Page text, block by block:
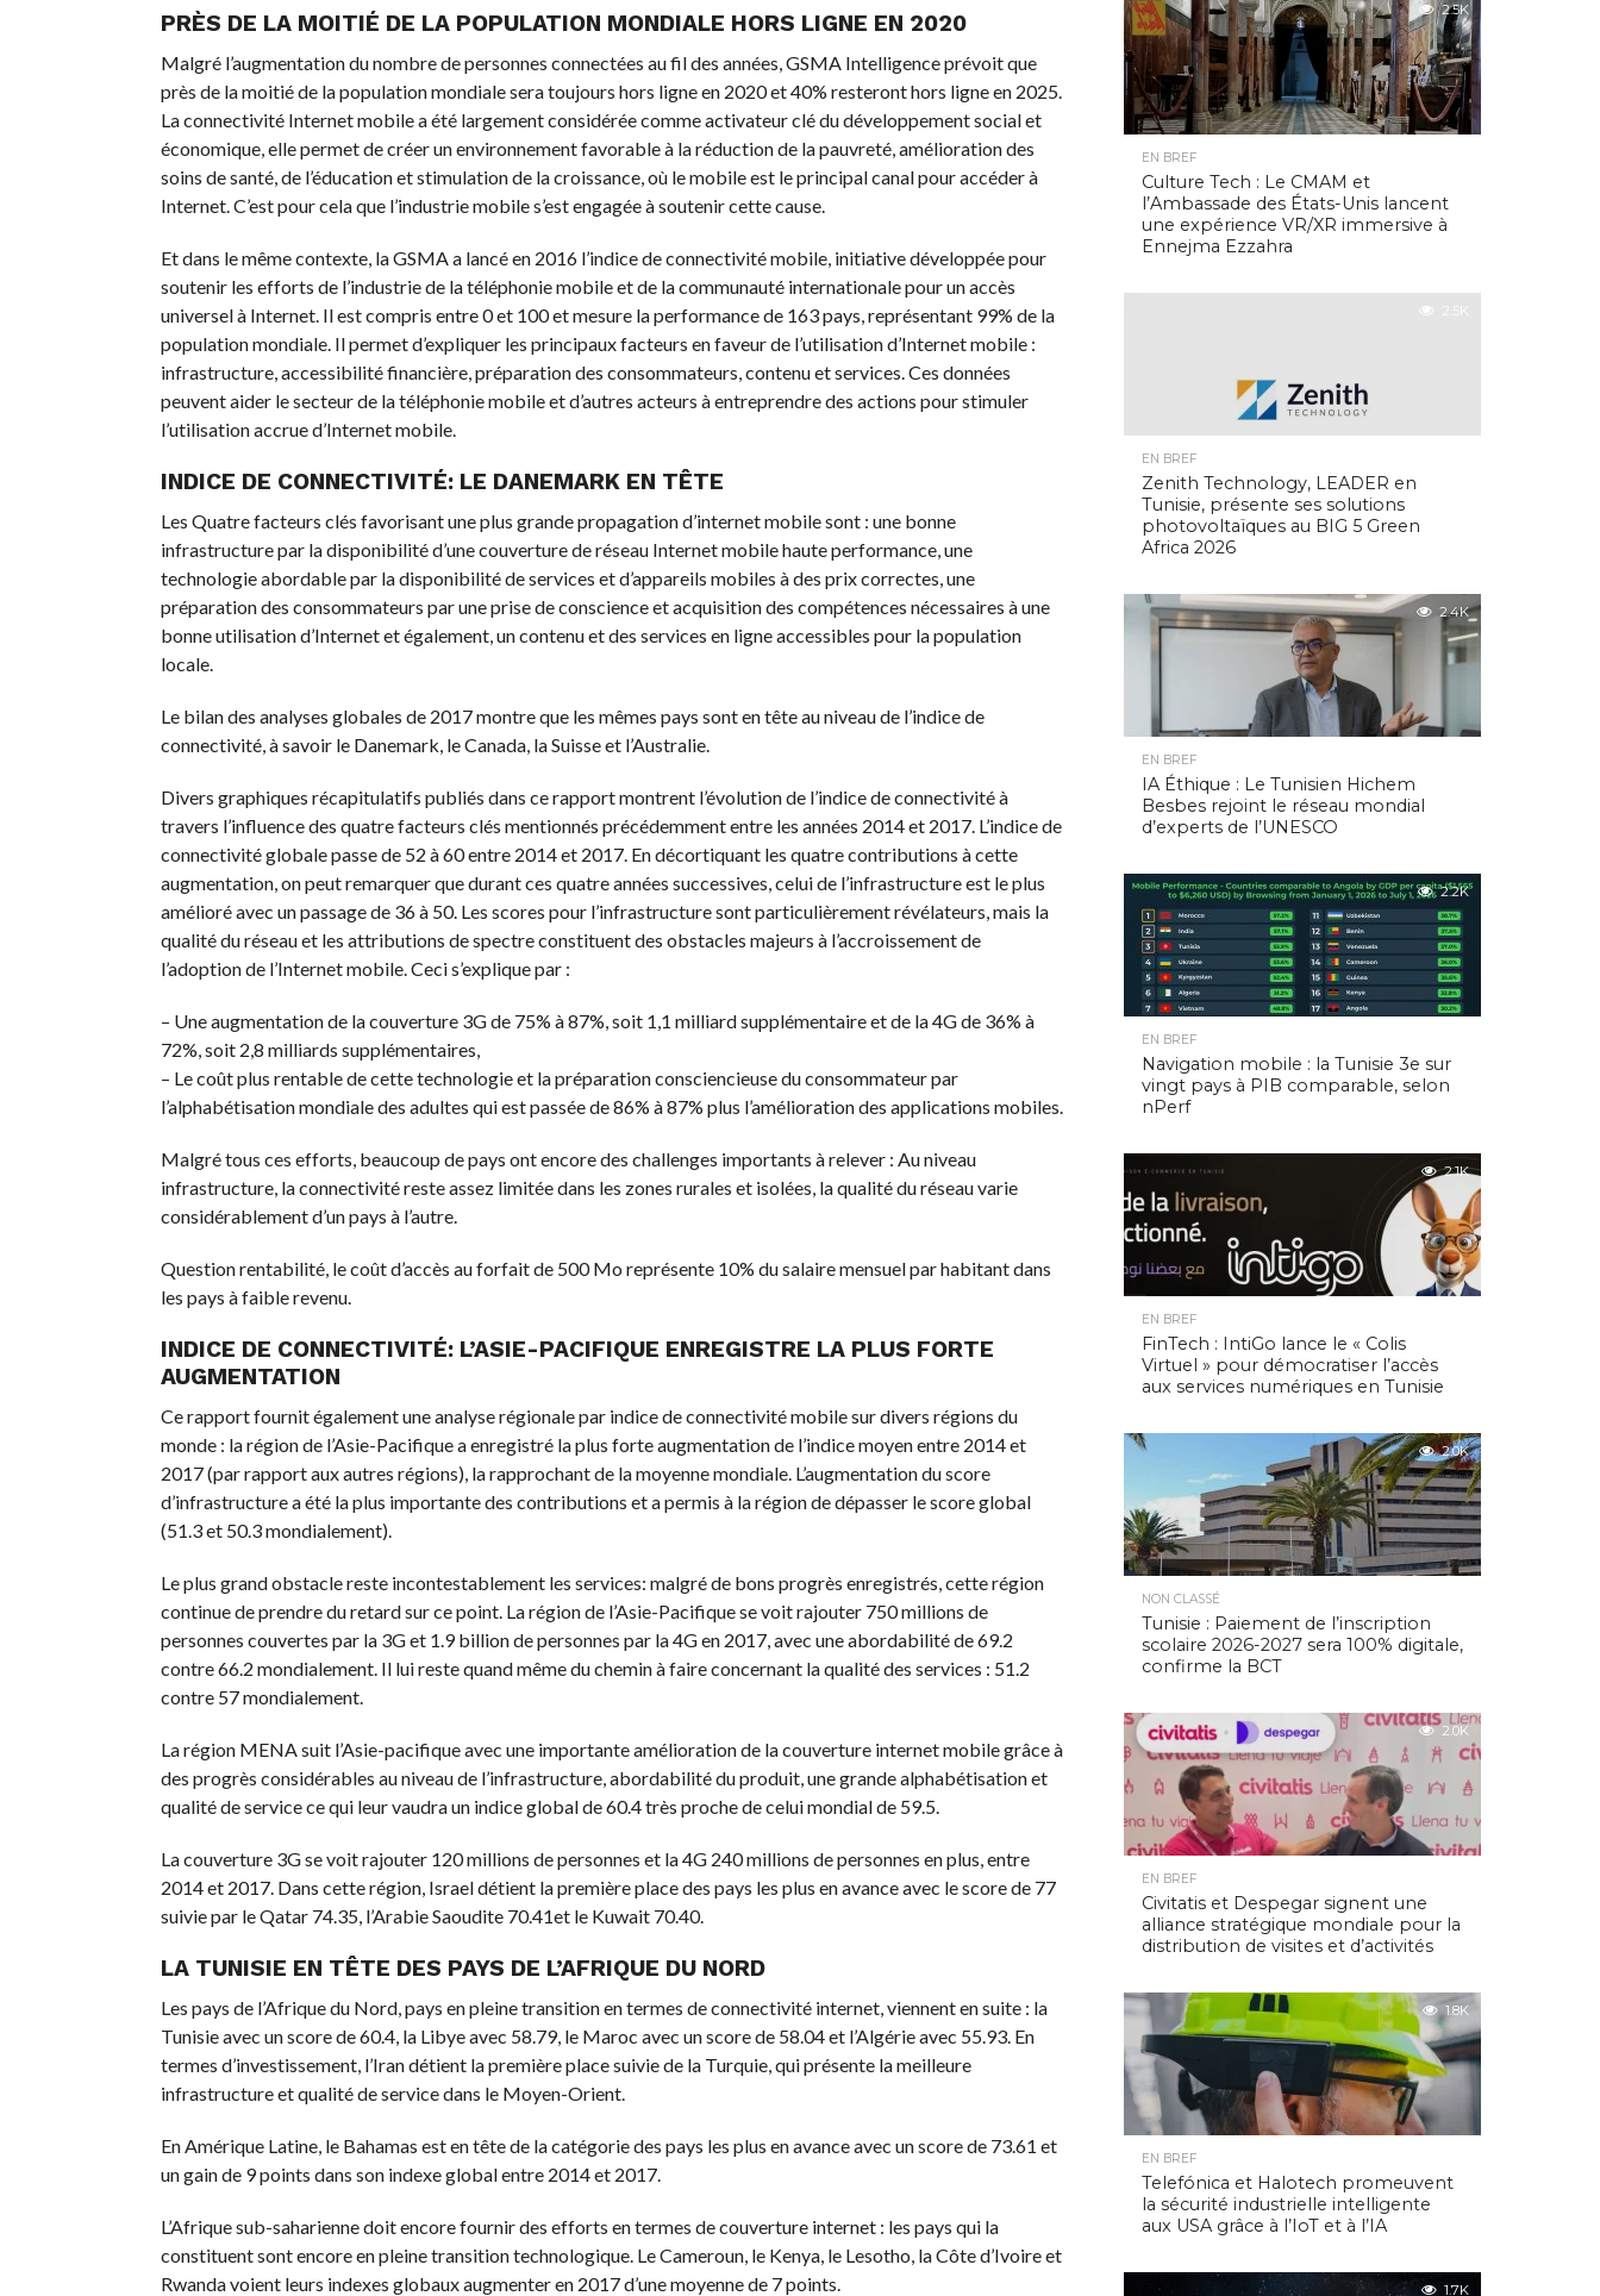
PRÈS DE LA MOITIÉ DE LA POPULATION MONDIALE HORS LIGNE EN 2020
Malgré l’augmentation du nombre de personnes connectées au fil des années, GSMA Intelligence prévoit que
près de la moitié de la population mondiale sera toujours hors ligne en 2020 et 40% resteront hors ligne en 2025.
La connectivité Internet mobile a été largement considérée comme activateur clé du développement social et
économique, elle permet de créer un environnement favorable à la réduction de la pauvreté, amélioration des
soins de santé, de l’éducation et stimulation de la croissance, où le mobile est le principal canal pour accéder à
Internet. C’est pour cela que l’industrie mobile s’est engagée à soutenir cette cause.
Et dans le même contexte, la GSMA a lancé en 2016 l’indice de connectivité mobile, initiative développée pour
soutenir les efforts de l’industrie de la téléphonie mobile et de la communauté internationale pour un accès
universel à Internet. Il est compris entre 0 et 100 et mesure la performance de 163 pays, représentant 99% de la
population mondiale. Il permet d’expliquer les principaux facteurs en faveur de l’utilisation d’Internet mobile :
infrastructure, accessibilité financière, préparation des consommateurs, contenu et services. Ces données
peuvent aider le secteur de la téléphonie mobile et d’autres acteurs à entreprendre des actions pour stimuler
l’utilisation accrue d’Internet mobile.
INDICE DE CONNECTIVITÉ: LE DANEMARK EN TÊTE
Les Quatre facteurs clés favorisant une plus grande propagation d’internet mobile sont : une bonne
infrastructure par la disponibilité d’une couverture de réseau Internet mobile haute performance, une
technologie abordable par la disponibilité de services et d’appareils mobiles à des prix correctes, une
préparation des consommateurs par une prise de conscience et acquisition des compétences nécessaires à une
bonne utilisation d’Internet et également, un contenu et des services en ligne accessibles pour la population
locale.
Le bilan des analyses globales de 2017 montre que les mêmes pays sont en tête au niveau de l’indice de
connectivité, à savoir le Danemark, le Canada, la Suisse et l’Australie.
Divers graphiques récapitulatifs publiés dans ce rapport montrent l’évolution de l’indice de connectivité à
travers l’influence des quatre facteurs clés mentionnés précédemment entre les années 2014 et 2017. L’indice de
connectivité globale passe de 52 à 60 entre 2014 et 2017. En décortiquant les quatre contributions à cette
augmentation, on peut remarquer que durant ces quatre années successives, celui de l’infrastructure est le plus
amélioré avec un passage de 36 à 50. Les scores pour l’infrastructure sont particulièrement révélateurs, mais la
qualité du réseau et les attributions de spectre constituent des obstacles majeurs à l’accroissement de
l’adoption de l’Internet mobile. Ceci s’explique par :
– Une augmentation de la couverture 3G de 75% à 87%, soit 1,1 milliard supplémentaire et de la 4G de 36% à
72%, soit 2,8 milliards supplémentaires,
– Le coût plus rentable de cette technologie et la préparation consciencieuse du consommateur par
l’alphabétisation mondiale des adultes qui est passée de 86% à 87% plus l’amélioration des applications mobiles.
Malgré tous ces efforts, beaucoup de pays ont encore des challenges importants à relever : Au niveau
infrastructure, la connectivité reste assez limitée dans les zones rurales et isolées, la qualité du réseau varie
considérablement d’un pays à l’autre.
Question rentabilité, le coût d’accès au forfait de 500 Mo représente 10% du salaire mensuel par habitant dans
les pays à faible revenu.
INDICE DE CONNECTIVITÉ: L’ASIE-PACIFIQUE ENREGISTRE LA PLUS FORTE
AUGMENTATION
Ce rapport fournit également une analyse régionale par indice de connectivité mobile sur divers régions du
monde : la région de l’Asie-Pacifique a enregistré la plus forte augmentation de l’indice moyen entre 2014 et
2017 (par rapport aux autres régions), la rapprochant de la moyenne mondiale. L’augmentation du score
d’infrastructure a été la plus importante des contributions et a permis à la région de dépasser le score global
(51.3 et 50.3 mondialement).
Le plus grand obstacle reste incontestablement les services: malgré de bons progrès enregistrés, cette région
continue de prendre du retard sur ce point. La région de l’Asie-Pacifique se voit rajouter 750 millions de
personnes couvertes par la 3G et 1.9 billion de personnes par la 4G en 2017, avec une abordabilité de 69.2
contre 66.2 mondialement. Il lui reste quand même du chemin à faire concernant la qualité des services : 51.2
contre 57 mondialement.
La région MENA suit l’Asie-pacifique avec une importante amélioration de la couverture internet mobile grâce à
des progrès considérables au niveau de l’infrastructure, abordabilité du produit, une grande alphabétisation et
qualité de service ce qui leur vaudra un indice global de 60.4 très proche de celui mondial de 59.5.
La couverture 3G se voit rajouter 120 millions de personnes et la 4G 240 millions de personnes en plus, entre
2014 et 2017. Dans cette région, Israel détient la première place des pays les plus en avance avec le score de 77
suivie par le Qatar 74.35, l’Arabie Saoudite 70.41et le Kuwait 70.40.
LA TUNISIE EN TÊTE DES PAYS DE L’AFRIQUE DU NORD
Les pays de l’Afrique du Nord, pays en pleine transition en termes de connectivité internet, viennent en suite : la
Tunisie avec un score de 60.4, la Libye avec 58.79, le Maroc avec un score de 58.04 et l’Algérie avec 55.93. En
termes d’investissement, l’Iran détient la première place suivie de la Turquie, qui présente la meilleure
infrastructure et qualité de service dans le Moyen-Orient.
En Amérique Latine, le Bahamas est en tête de la catégorie des pays les plus en avance avec un score de 73.61 et
un gain de 9 points dans son indexe global entre 2014 et 2017.
L’Afrique sub-saharienne doit encore fournir des efforts en termes de couverture internet : les pays qui la
constituent sont encore en pleine transition technologique. Le Cameroun, le Kenya, le Lesotho, la Côte d’Ivoire et
Rwanda voient leurs indexes globaux augmenter en 2017 d’une moyenne de 7 points.
2.5K
EN BREF
Culture Tech : Le CMAM et
l’Ambassade des États-Unis lancent
une expérience VR/XR immersive à
Ennejma Ezzahra
2.5K
EN BREF
Zenith Technology, LEADER en
Tunisie, présente ses solutions
photovoltaïques au BIG 5 Green
Africa 2026
2.4K
EN BREF
IA Éthique : Le Tunisien Hichem
Besbes rejoint le réseau mondial
d’experts de l’UNESCO
2.2K
EN BREF
Navigation mobile : la Tunisie 3e sur
vingt pays à PIB comparable, selon
nPerf
2.1K
EN BREF
FinTech : IntiGo lance le « Colis
Virtuel » pour démocratiser l’accès
aux services numériques en Tunisie
2.0K
NON CLASSÉ
Tunisie : Paiement de l’inscription
scolaire 2026-2027 sera 100% digitale,
confirme la BCT
2.0K
EN BREF
Civitatis et Despegar signent une
alliance stratégique mondiale pour la
distribution de visites et d’activités
1.8K
EN BREF
Telefónica et Halotech promeuvent
la sécurité industrielle intelligente
aux USA grâce à l’IoT et à l’IA
1.7K